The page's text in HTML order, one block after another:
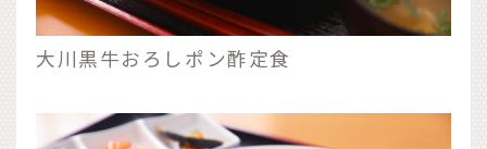
大川黒牛おろしポン酢定食